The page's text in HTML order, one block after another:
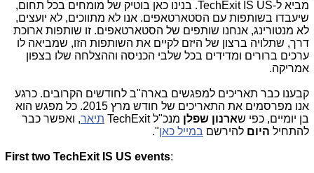
מביא ל-TechExit IS US. בנינו כאן בוטיק של מומחים בכל תחום,
שיעבדו בשותפות עם הסטארטאפים. אנו לא מתווכים, לא יועצים,
לא מנטורינג, אנחנו שותפים של הסטארטאפים. זו שותפות ארוכת
דרך, שתלויה ברצון של היזם לקיים את השותפות הזו, שמביאה לו
ערכים ברורים ומדידים בכל שלבי הכניסה וההצלחה שלו בצפון
אמריקה.
קבענו כבר תאריכים למפגשים בארה"ב לחודשים הקרובים. כרגע
אנו מפרסמים את התאריכים של חודש מרץ 2015. כל מפגש הוא
בן יומיים, כפי שארנון שפלן מנכ"ל TechExit תיאר, ואפשר כבר
להתחיל היום להירשם במייל כאן".
:
First two TechExit IS US events